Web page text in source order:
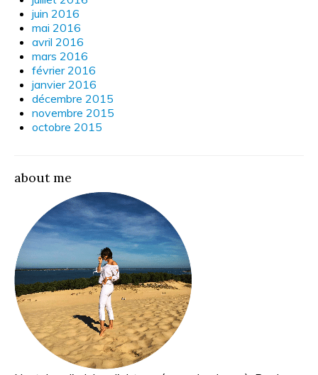
juin 2016
mai 2016
avril 2016
mars 2016
février 2016
janvier 2016
décembre 2015
novembre 2015
octobre 2015
about me